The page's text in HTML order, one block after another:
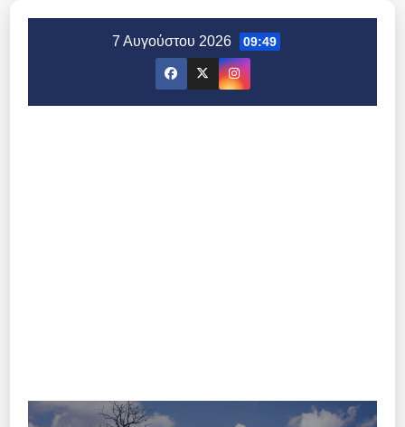
7 Αυγούστου 2026 09:49